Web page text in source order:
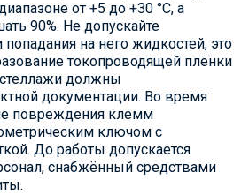
от +5 до +30 °C, а
90%. Не допускайте
попадания на него жидкостей, это
токопроводящей плёнки
должны
документации. Во время
повреждения клемм
ключом с
До работы допускается
снабжённый средствами